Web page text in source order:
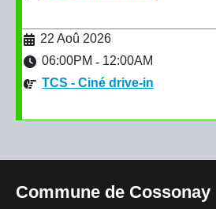
22 Aoû 2026
06:00PM - 12:00AM
TCS - Ciné drive-in
Commune de Cossonay